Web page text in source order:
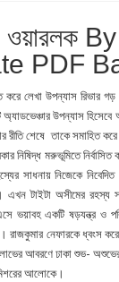
PDF
করে লেখা উপন্যাস রিভার
উপন্যাস হিসেবে
রীতি শেষে তাকে সমাহিত
নিষিদ্ধ মরুভূমিতে নির্বাসিত
সাধনায় নিজেকে
টাইটা অসীমের রহস্য
ভয়াবহ একটি ষড়যন্ত্র ও
রাজকুমার নেফারকে ধ্বংস
আবরণে ঢাকা শুভ-
আলােকে।